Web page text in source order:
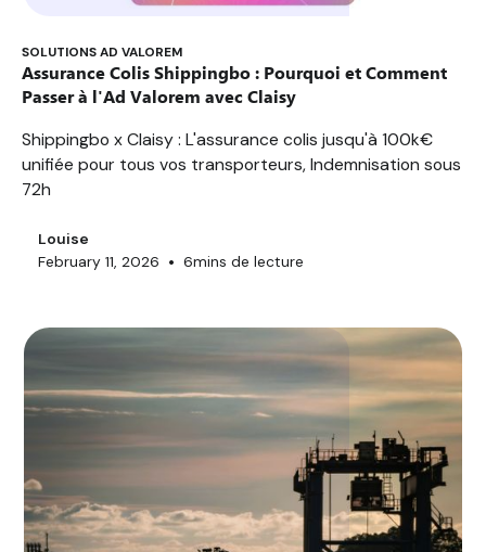
SOLUTIONS AD VALOREM
Assurance Colis Shippingbo : Pourquoi et Comment
Passer à l'Ad Valorem avec Claisy
Shippingbo x Claisy : L'assurance colis jusqu'à 100k€
unifiée pour tous vos transporteurs, Indemnisation sous
72h
Louise
February 11, 2026 • 6mins de lecture